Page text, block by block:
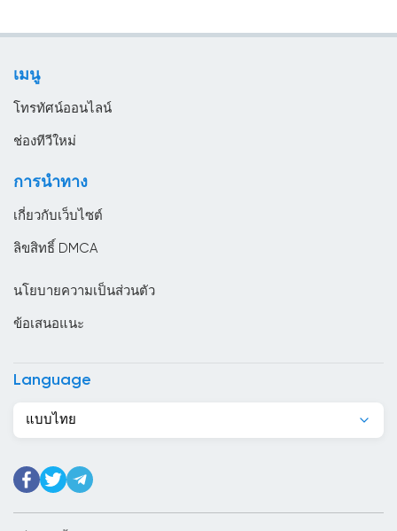
นิการากัว
นิวซีแลนด์
บังกลาเทศ
เมนู
โทรทัศน์ออนไลน์
ช่องทีวีใหม่
การนำทาง
เกี่ยวกับเว็บไซต์
ลิขสิทธิ์ DMCA
นโยบายความเป็นส่วนตัว
ข้อเสนอแนะ
Language
แบบไทย